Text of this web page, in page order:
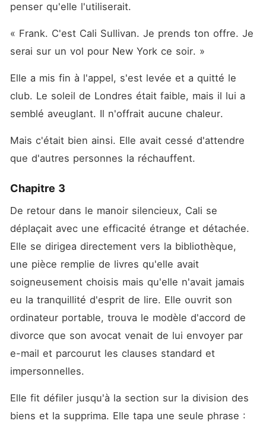
penser qu'elle l'utiliserait.
« Frank. C'est Cali Sullivan. Je prends ton offre. Je
serai sur un vol pour New York ce soir. »
Elle a mis fin à l'appel, s'est levée et a quitté le
club. Le soleil de Londres était faible, mais il lui a
semblé aveuglant. Il n'offrait aucune chaleur.
Mais c'était bien ainsi. Elle avait cessé d'attendre
que d'autres personnes la réchauffent.
Chapitre 3
De retour dans le manoir silencieux, Cali se
déplaçait avec une efficacité étrange et détachée.
Elle se dirigea directement vers la bibliothèque,
une pièce remplie de livres qu'elle avait
soigneusement choisis mais qu'elle n'avait jamais
eu la tranquillité d'esprit de lire. Elle ouvrit son
ordinateur portable, trouva le modèle d'accord de
divorce que son avocat venait de lui envoyer par
e-mail et parcourut les clauses standard et
impersonnelles.
Elle fit défiler jusqu'à la section sur la division des
biens et la supprima. Elle tapa une seule phrase :